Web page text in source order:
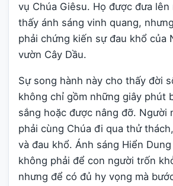
vụ Chúa Giêsu. Họ được đưa lên
thấy ánh sáng vinh quang,
phải chứng kiến sự đau khổ của
vườn Cây Dầu.
Sự song hành này cho thấy đời
không chỉ gồm những giây phút
sắng hoặc được nâng đỡ. Người
phải cùng Chúa đi qua thử
và đau khổ. Ánh sáng Hiển
không phải để con người trốn
nhưng để có đủ hy vọng mà